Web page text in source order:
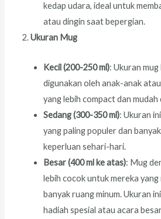
kedap udara, ideal untuk
atau dingin saat bepergian.
Ukuran Mug
Kecil (200-250 ml): Ukuran
digunakan oleh anak-anak
yang lebih compact dan mudah
Sedang (300-350 ml): Ukuran
yang paling populer dan
keperluan sehari-hari.
Besar (400 ml ke atas): Mug
lebih cocok untuk mereka
banyak ruang minum. Ukuran
hadiah spesial atau acara